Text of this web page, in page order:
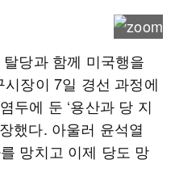
당과 함께 미국행을
장이 7일 경선 과정에
두에 둔 ‘용산과 당 지
했다. 아울러 윤석열
망치고 이제 당도 망